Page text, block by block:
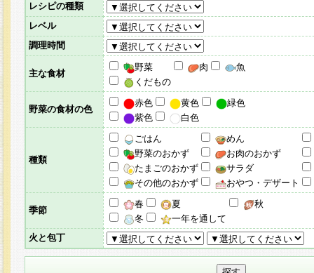
レシピの種類
レベル
調理時間
主な食材
野菜 肉
魚
くだもの
野菜の食材の色
赤色 黄色
緑色
紫色
白色
種類
ごはん
めん
野菜のおかず
お肉のおかず
たまごのおかず
サラダ
その他のおかず
おやつ・デザート
季節
春 夏
秋
冬
一年を通して
火と包丁